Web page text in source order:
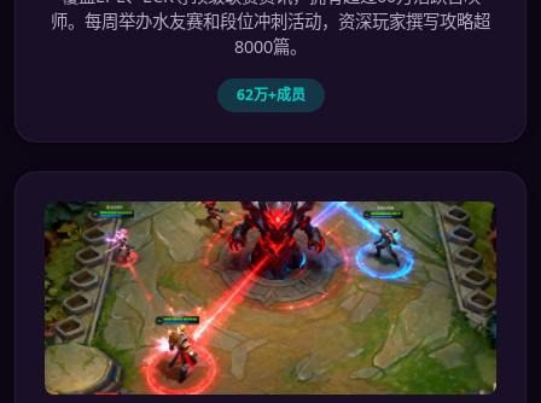
师。每周举办水友赛和段位冲刺活动，资深玩家撰写攻略超
8000篇。
62万+成员